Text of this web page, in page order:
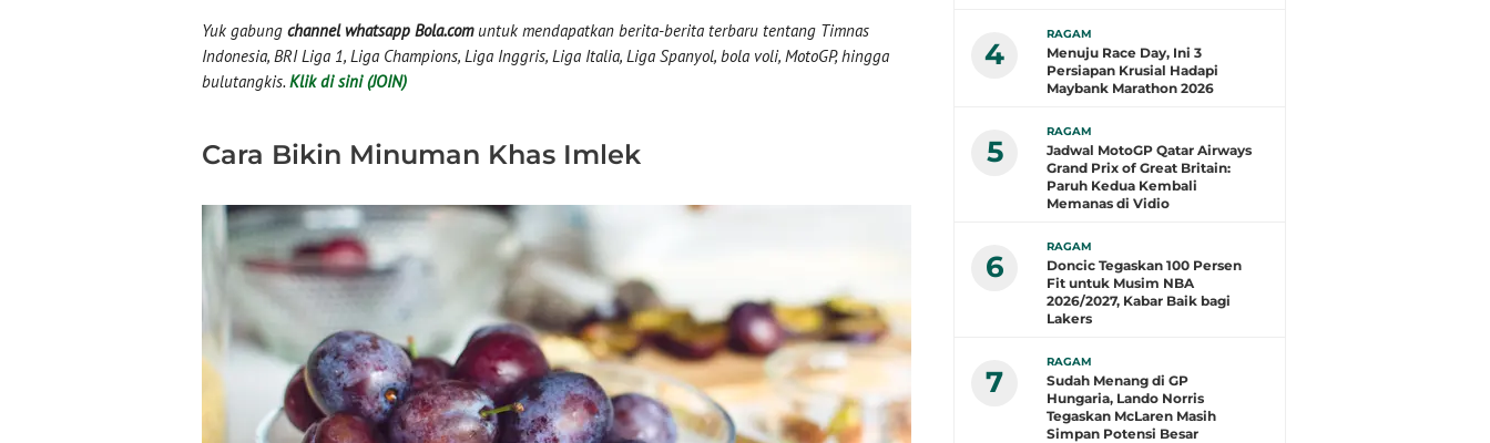
Yuk gabung channel whatsapp Bola.comuntuk mendapatkan berita-berita terbaru tentang Timnas
Indonesia, BRI Liga 1, Liga Champions, Liga Inggris, Liga Italia, Liga Spanyol, bola voli, MotoGP, hingga
bulutangkis. Klik di sini (JOIN)
Cara Bikin Minuman Khas Imlek
4
RAGAM
Menuju Race Day, Ini 3
Persiapan Krusial Hadapi
Maybank Marathon 2026
5
RAGAM
Jadwal MotoGP Qatar Airways
Grand Prix of Great Britain:
Paruh Kedua Kembali
Memanas di Vidio
6
RAGAM
Doncic Tegaskan 100 Persen
Fit untuk Musim NBA
2026/2027, Kabar Baik bagi
Lakers
7
RAGAM
Sudah Menang di GP
Hungaria, Lando Norris
Tegaskan McLaren Masih
Simpan Potensi Besar